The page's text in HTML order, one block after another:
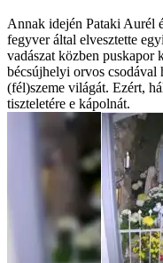
Annak idején Pataki Aurél
fegyver által elvesztette
vadászat közben puskapor
bécsújhelyi orvos csodával
(fél)szeme világát. Ezért,
tiszteletére e kápolnát.